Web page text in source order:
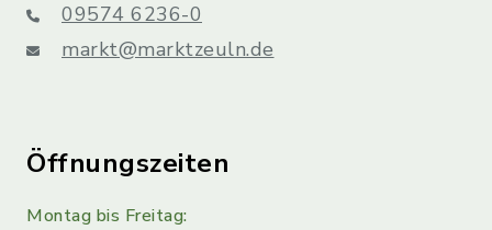
09574 6236-0
markt@marktzeuln.de
Öffnungszeiten
Montag bis Freitag: